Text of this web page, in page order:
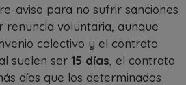
aviso para no sufrir sanciones
renuncia voluntaria, aunque
colectivo y el contrato
suelen ser 15 días , el contrato
días que los determinados